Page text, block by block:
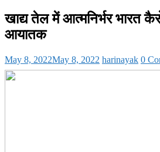
खाद्य तेल में आत्मनिर्भर भारत
आयातक
May 8, 2022May 8, 2022 harinayak 0